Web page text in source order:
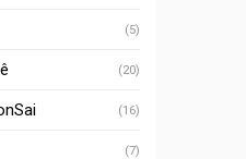
(5)
(20)
(16)
(7)